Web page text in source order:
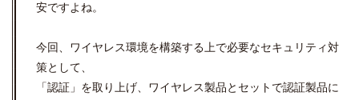
安ですよね。
今回、ワイヤレス環境を構築する上で必要なセキュリティ対
策として、
「認証」を取り上げ、ワイヤレス製品とセットで認証製品に